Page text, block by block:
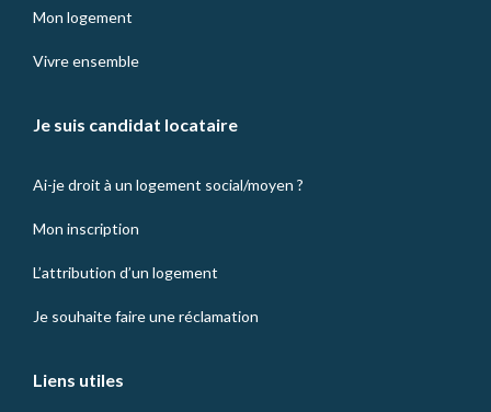
Mon logement
Vivre ensemble
Je suis candidat locataire
Ai-je droit à un logement social/moyen ?
Mon inscription
L’attribution d’un logement
Je souhaite faire une réclamation
Liens utiles